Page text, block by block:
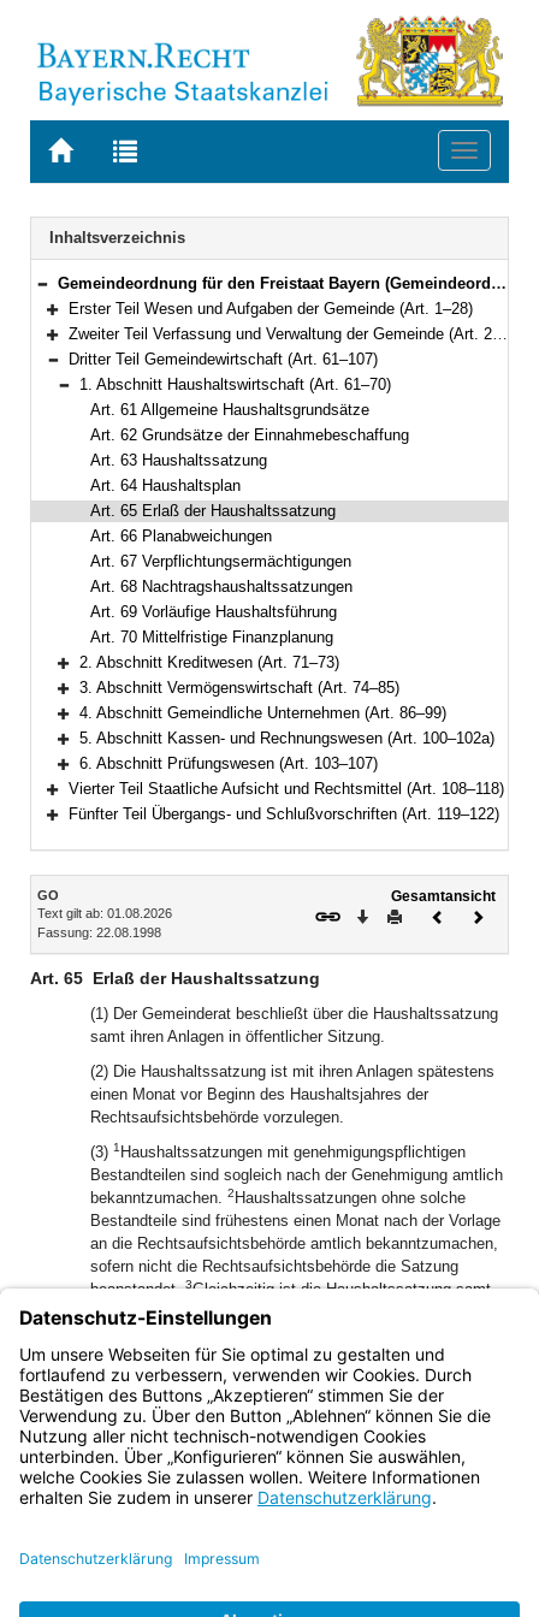
Zur
BAYERN.RECHT
Zur
letzten
Suche
Toggle
Navigation
Inhaltsverzeichnis
Bereich reduzieren
Gemeindeordnung für den Freistaat Bayern (Gemeindeordnung – GO) in der Fassung der Bekanntmachung vom 22. August 1998 (GVBl. S. 796) BayRS 2020-1-1-I (Art. 1–122)
Bereich erweitern
Erster Teil Wesen und Aufgaben der Gemeinde (Art. 1–28)
Bereich erweitern
Zweiter Teil Verfassung und Verwaltung der Gemeinde (Art. 29–60a)
Bereich reduzieren
Dritter Teil Gemeindewirtschaft (Art. 61–107)
Bereich reduzieren
1. Abschnitt Haushaltswirtschaft (Art. 61–70)
Art. 61 Allgemeine Haushaltsgrundsätze
Art. 62 Grundsätze der Einnahmebeschaffung
Art. 63 Haushaltssatzung
Art. 64 Haushaltsplan
Art. 65 Erlaß der Haushaltssatzung
Art. 66 Planabweichungen
Art. 67 Verpflichtungsermächtigungen
Art. 68 Nachtragshaushaltssatzungen
Art. 69 Vorläufige Haushaltsführung
Art. 70 Mittelfristige Finanzplanung
Bereich erweitern
2. Abschnitt Kreditwesen (Art. 71–73)
Bereich erweitern
3. Abschnitt Vermögenswirtschaft (Art. 74–85)
Bereich erweitern
4. Abschnitt Gemeindliche Unternehmen (Art. 86–99)
Bereich erweitern
5. Abschnitt Kassen- und Rechnungswesen (Art. 100–102a)
Bereich erweitern
6. Abschnitt Prüfungswesen (Art. 103–107)
Bereich erweitern
Vierter Teil Staatliche Aufsicht und Rechtsmittel (Art. 108–118)
Fünfter Teil Übergangs- und Schlußvorschriften (Art. 119–122)
Inhalt
GO
Text gilt ab: 01.08.2026
Fassung: 22.08.1998
Gesamtansicht
Download
DruckenVorheriges
Art. 65 Erlaß der Haushaltssatzung
(1) Der Gemeinderat beschließt über die Haushaltssatzung
samt ihren Anlagen in öffentlicher Sitzung.
(2) Die Haushaltssatzung ist mit ihren Anlagen spätestens
einen Monat vor Beginn des Haushaltsjahres der
Rechtsaufsichtsbehörde vorzulegen.
(3) 1 Haushaltssatzungen mit genehmigungspflichtigen
Bestandteilen sind sogleich nach der Genehmigung amtlich
bekanntzumachen. 2 Haushaltssatzungen ohne solche
Bestandteile sind frühestens einen Monat nach der Vorlage
an die Rechtsaufsichtsbehörde amtlich bekanntzumachen,
sofern nicht die Rechtsaufsichtsbehörde die Satzung
beanstandet.3Gleichzeitig ist die Haushaltssatzung samt
ihren Anlagen bis zur nächsten amtlichen Bekanntmachung
einer Haushaltssatzung öffentlich zugänglich zu machen;
darauf ist in der amtlichen Bekanntmachung der
Haushaltssatzung hinzuweisen.
Bayern.de
BayernPortal
Impressum